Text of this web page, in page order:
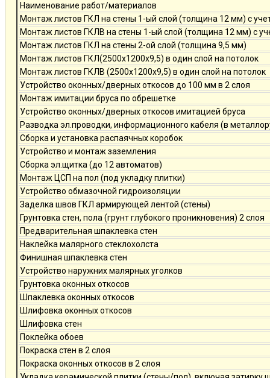
Наименование работ/материалов
Монтаж листов ГКЛ на стены 1-ый слой (толщина 12 мм) с
Монтаж листов ГКЛВ на стены 1-ый слой (толщина 12 мм) с
Монтаж листов ГКЛ на стены 2-ой слой (толщина 9,5 мм)
Монтаж листов ГКЛ(2500х1200х9,5) в один слой на потолок
Монтаж листов ГКЛВ (2500х1200х9,5) в один слой на потолок
Устройство оконных/дверных откосов до 100 мм в 2 слоя
Монтаж имитации бруса по обрешетке
Устройство оконных/дверных откосов имитацией бруса
Разводка эл.проводки, информационного кабеля (в
Сборка и установка распаячных коробок
Устройство и монтаж заземления
Сборка эл.щитка (до 12 автоматов)
Монтаж ЦСП на пол (под укладку плитки)
Устройство обмазочной гидроизоляции
Заделка швов ГКЛ армирующей лентой (стены)
Грунтовка стен, пола (грунт глубокого проникновения) 2 слоя
Предварительная шпаклевка стен
Наклейка малярного стеклохолста
Финишная шпаклевка стен
Устройство наружних малярных уголков
Грунтовка оконных откосов
Шпаклевка оконных откосов
Шлифовка оконных откосов
Шлифовка стен
Поклейка обоев
Покраска стен в 2 слоя
Покраска оконных откосов в 2 слоя